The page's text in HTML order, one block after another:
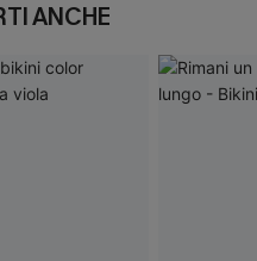
ANCHE